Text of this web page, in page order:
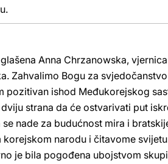
Anna Chrzanowska,
Zahvalimo Bogu za
ishod Međukorejskog
strana da će ostvarivati put
nade za budućnost mira i
narodu i čitavome
je bila pogođena ubojstvom